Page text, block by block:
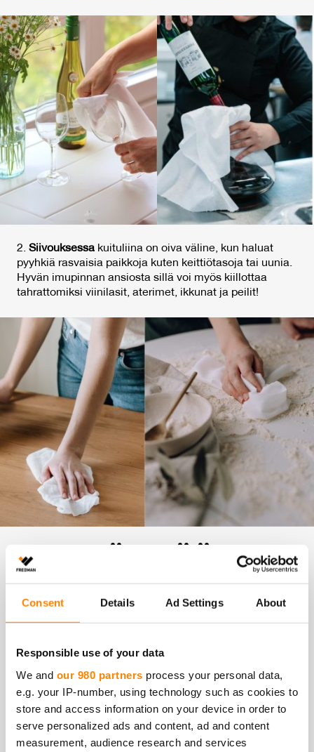
Consent Details Ad Settings About
Responsible use of your data
We and our 980 partners process your personal data,
e.g. your IP-number, using technology such as cookies to
store and access information on your device in order to
serve personalized ads and content, ad and content
measurement, audience research and services
2. Siivouksessa kuituliina on oiva väline, kun haluat
pyyhkiä rasvaisia paikkoja kuten keittiötasoja tai uunia.
Hyvän imupinnan ansiosta sillä voi myös kiillottaa
tahrattomiksi viinilasit, aterimet, ikkunat ja peilit!
VOIT KÄYT­TÄÄ KUI­
TU­LII­NAA MYÖS
RUOAN­LAI­TON JA
SII­VOUK­SEN LI­SÄK­SI
NÄIN:
3. Kokeile liinaavauvanhoitoon. Kuituliina sopii
mainiosti pukluliinaksi, ruokalapuksi tai kasvojen ja